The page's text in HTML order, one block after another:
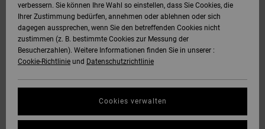
verbessern. Sie können Ihre Wahl so einstellen, dass Sie Cookies, die
Ihrer Zustimmung bedürfen, annehmen oder ablehnen oder sich
dagegen aussprechen, wenn Sie den betreffenden Cookies nicht
zustimmen (z. B. bestimmte Cookies zur Messung der
Besucherzahlen). Weitere Informationen finden Sie in unserer :
Cookie-Richtlinie und Datenschutzrichtlinie
Cookies verwalten